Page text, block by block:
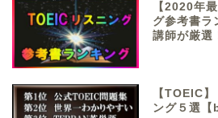
【2020年
グ参考書ラ
講師が厳選
【TOEIC
ング５選【